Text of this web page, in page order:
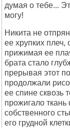
думая о тебе...
могу!
Никита не
ее хрупких плеч,
прижимая ее
брата стало
прерывая этот
продолжали
ее спине сквозь
прожигало
собственного
его грудной